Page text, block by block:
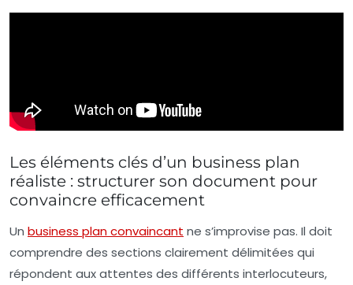
Les éléments clés d’un business plan
réaliste : structurer son document pour
convaincre efficacement
Un business plan convaincant ne s’improvise pas. Il doit
comprendre des sections clairement délimitées qui
répondent aux attentes des différents interlocuteurs,